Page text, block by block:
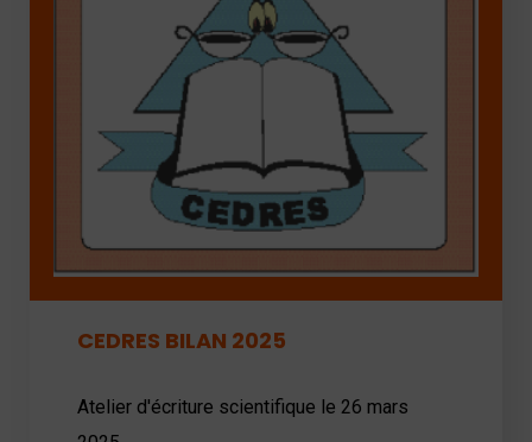
CEDRES BILAN 2025
Atelier d'écriture scientifique le 26 mars